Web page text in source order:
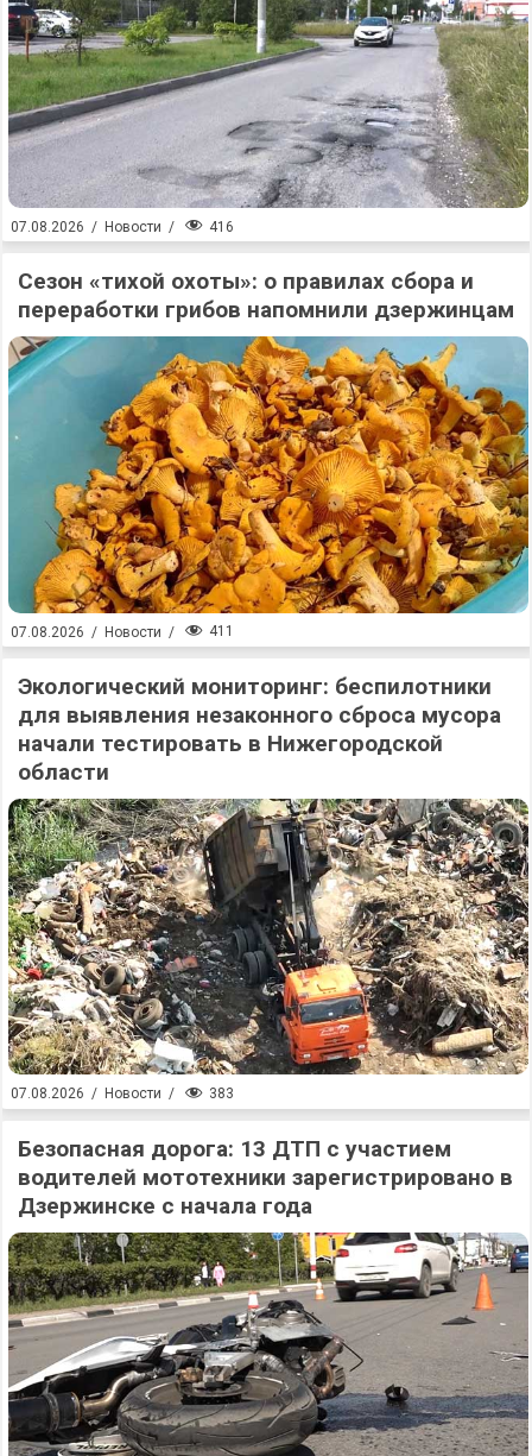
07.08.2026 / Новости / 416
Сезон «тихой охоты»: о правилах сбора и
переработки грибов напомнили дзержинцам
07.08.2026 / Новости / 411
Экологический мониторинг: беспилотники
для выявления незаконного сброса мусора
начали тестировать в Нижегородской
области
07.08.2026 / Новости / 383
Безопасная дорога: 13 ДТП с участием
водителей мототехники зарегистрировано в
Дзержинске с начала года